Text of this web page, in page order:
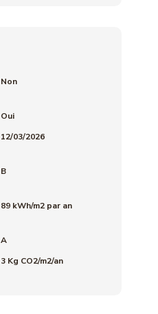
Non
Oui
12/03/2026
B
89 kWh/m2 par an
A
3 Kg CO2/m2/an